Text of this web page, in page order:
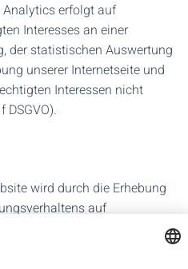
Analytics erfolgt auf
Interesses an einer
der statistischen Auswertung
unserer Internetseite und
Interessen nicht
DSGVO).
wird durch die Erhebung
auf
Sie optimiert. Es werden
der Festplatte Ihres